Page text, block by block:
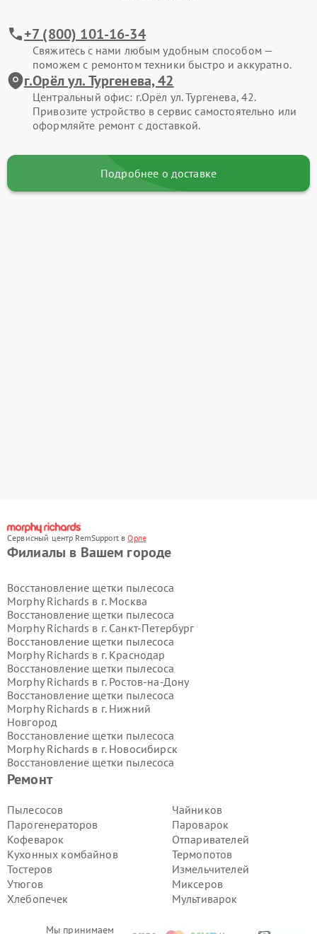
+7 (800) 101-16-34
Свяжитесь с нами любым удобным способом —
поможем с ремонтом техники быстро и аккуратно.
г.Орёл ул. Тургенева, 42
Центральный офис: г.Орёл ул. Тургенева, 42.
Привозите устройство в сервис самостоятельно или
оформляйте ремонт с доставкой.
Подробнее о доставке
Сервисный центр RemSupport вОрле
Мы принимаем
Ремонт
Пылесосов
Парогенераторов
Кофеварок
Кухонных комбайнов
Тостеров
Утюгов
Хлебопечек
Чайников
Пароварок
Отпаривателей
Термопотов
Измельчителей
Миксеров
Мультиварок
Филиалы в Вашем городе
Восстановление щетки пылесоса
Morphy Richards в г. Москва
Восстановление щетки пылесоса
Morphy Richards в г. Санкт-Петербург
Восстановление щетки пылесоса
Morphy Richards в г. Краснодар
Восстановление щетки пылесоса
Morphy Richards в г. Ростов-на-Дону
Восстановление щетки пылесоса
Morphy Richards в г. Нижний
Новгород
Восстановление щетки пылесоса
Morphy Richards в г. Новосибирск
Восстановление щетки пылесоса
Morphy Richards в г.
Восстановление щетки пылесоса
Восстановление щетки пылесоса
Morphy Richards в г.
Восстановление щетки пылесоса
Morphy Richards в г.Волгоград
Восстановление щетки пылесоса
Morphy Richards в г.
Восстановление щетки пылесоса
Восстановление щетки пылесоса